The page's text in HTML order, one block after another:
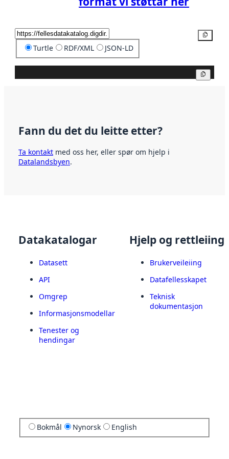
Turtle RDF/XML JSON-LD
Fann du det du leitte etter?
Ta kontakt med oss her, eller spør om hjelp i
Datalandsbyen.
Datakatalogar
Datasett
API
Omgrep
Informasjonsmodellar
Tenester og
hendingar
Hjelp og rettleiing
Brukerveileiing
Datafellesskapet
Teknisk
dokumentasjon
Bokmål Nynorsk English